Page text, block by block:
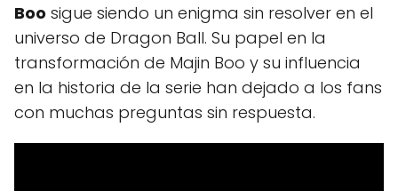
Boo sigue siendo un enigma sin resolver en el
universo de Dragon Ball. Su papel en la
transformación de Majin Boo y su influencia
en la historia de la serie han dejado a los fans
con muchas preguntas sin respuesta.